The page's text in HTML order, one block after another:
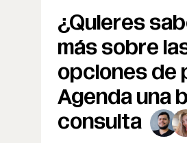
¿Quieres
más sobre
opciones de
Agenda una
consulta